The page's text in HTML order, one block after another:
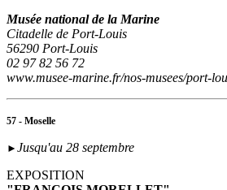
Musée national de la Marine
Citadelle de Port-Louis
56290 Port-Louis
02 97 82 56 72
www.musee-marine.fr/nos-musees/port-
57 - Moselle
► Jusqu'au 28 septembre
EXPOSITION